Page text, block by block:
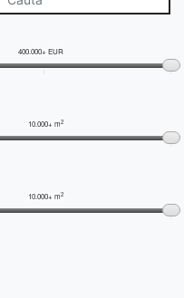
400.000+ EUR
10.000+ m2
10.000+ m2